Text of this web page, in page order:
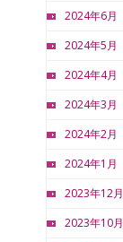
2024年6月
2024年5月
2024年4月
2024年3月
2024年2月
2024年1月
2023年12月
2023年10月